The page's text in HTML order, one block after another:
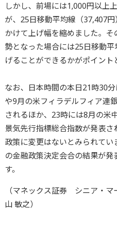
しかし、前場には1,000円以上
が、25日移動平均線（37,407
かけて上げ幅を縮めました。
勢となった場合には25日移動
げることができるかがポイント
なお、日本時間の本日21時30
や9月の米フィラデルフィア連
されるほか、23時には8月の米
景気先行指標総合指数が発表
政策に変更はないとみられて
の金融政策決定会合の結果が
す。
（マネックス証券 シニア・
山 敏之）